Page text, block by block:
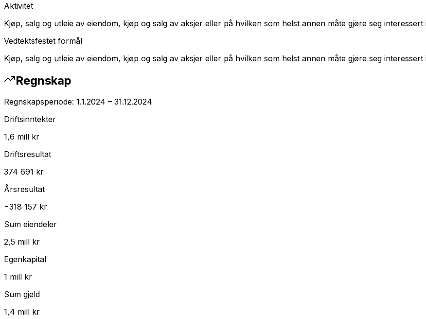
Aktivitet
Kjøp, salg og utleie av eiendom, kjøp og salg av aksjer eller på hvilken som helst annen måte gjøre seg
Vedtektsfestet formål
Kjøp, salg og utleie av eiendom, kjøp og salg av aksjer eller på hvilken som helst annen måte gjøre seg
Regnskap
Regnskapsperiode: 1.1.2024 – 31.12.2024
Driftsinntekter
1,6 mill kr
Driftsresultat
374 691 kr
Årsresultat
−318 157 kr
Sum eiendeler
2,5 mill kr
Egenkapital
1 mill kr
Sum gjeld
1,4 mill kr